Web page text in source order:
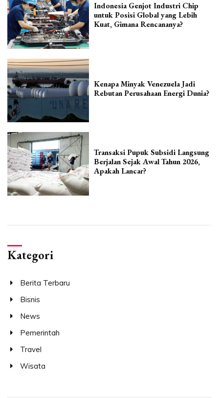
Indonesia Genjot Industri Chip
untuk Posisi Global yang Lebih
Kuat, Gimana Rencananya?
Kenapa Minyak Venezuela Jadi
Rebutan Perusahaan Energi Dunia?
Transaksi Pupuk Subsidi Langsung
Berjalan Sejak Awal Tahun 2026,
Apakah Lancar?
Kategori
Berita Terbaru
Bisnis
News
Pemerintah
Travel
Wisata